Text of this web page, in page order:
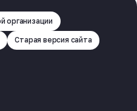
организации
Старая версия сайта